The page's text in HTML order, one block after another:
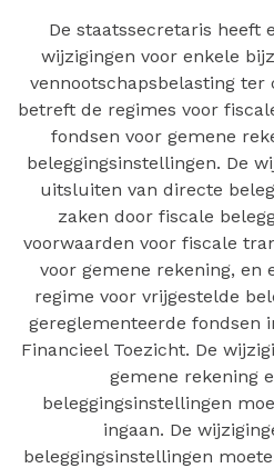
De staatssecretaris heeft
wijzigingen voor enkele
vennootschapsbelasting ter
betreft de regimes voor
fondsen voor gemene
beleggingsinstellingen. De
uitsluiten van directe
zaken door fiscale
voorwaarden voor fiscale
voor gemene rekening, en
regime voor vrijgestelde
gereglementeerde fondsen
Financieel Toezicht. De
gemene rekening
beleggingsinstellingen
ingaan. De
beleggingsinstellingen